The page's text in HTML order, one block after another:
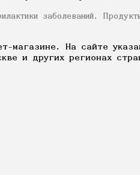
заболеваний.
магазине. На сайте
и других регионах